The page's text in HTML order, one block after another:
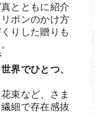
とともに紹介
ボンのかけ方
りした贈りも
界でひとつ、
束など、さま
細で存在感抜